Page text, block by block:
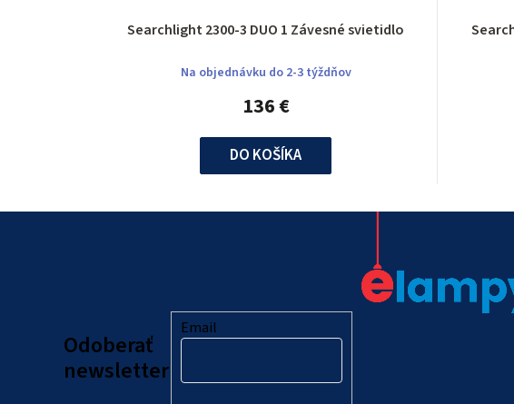
Searchlight 2300-3 DUO 1 Závesné svietidlo
Na objednávku do 2-3 týždňov
136 €
DO KOŠÍKA
Odoberať
newsletter
Email